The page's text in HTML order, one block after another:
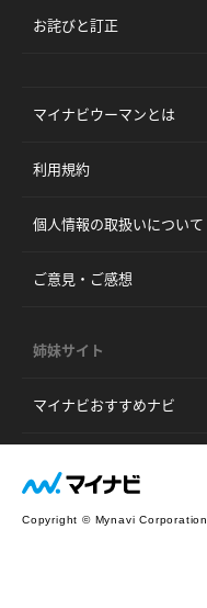
お詫びと訂正
マイナビウーマンとは
利用規約
個人情報の取扱いについて
ご意見・ご感想
姉妹サイト
マイナビおすすめナビ
Copyright © Mynavi Corporation